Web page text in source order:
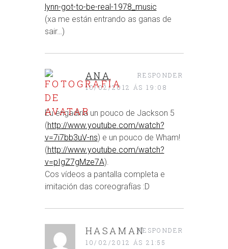
lynn-got-to-be-real-1978_music
(xa me están entrando as ganas de
sair…)
ANA
10/02/2012 ÁS 19:08
Eu engadiría un pouco de Jackson 5
(http://www.youtube.com/watch?
v=7i7bb3uV-ns) e un pouco de Wham!
(http://www.youtube.com/watch?
v=pIgZ7gMze7A).
Cos vídeos a pantalla completa e
imitación das coreografías :D
RESPONDER
HASAMAN
10/02/2012 ÁS 21:55
RESPONDER